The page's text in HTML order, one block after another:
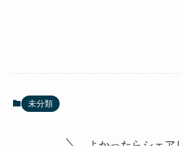
未分類